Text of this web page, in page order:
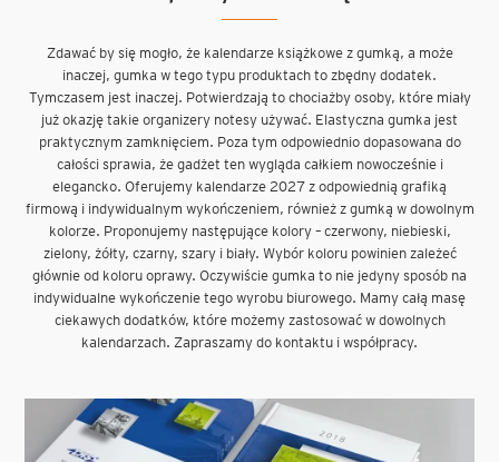
Zdawać by się mogło, że kalendarze książkowe z gumką, a może
inaczej, gumka w tego typu produktach to zbędny dodatek.
Tymczasem jest inaczej. Potwierdzają to chociażby osoby, które miały
już okazję takie organizery notesy używać. Elastyczna gumka jest
praktycznym zamknięciem. Poza tym odpowiednio dopasowana do
całości sprawia, że gadżet ten wygląda całkiem nowocześnie i
elegancko. Oferujemy kalendarze 2027 z odpowiednią grafiką
firmową i indywidualnym wykończeniem, również z gumką w dowolnym
kolorze. Proponujemy następujące kolory – czerwony, niebieski,
zielony, żółty, czarny, szary i biały. Wybór koloru powinien zależeć
głównie od koloru oprawy. Oczywiście gumka to nie jedyny sposób na
indywidualne wykończenie tego wyrobu biurowego. Mamy całą masę
ciekawych dodatków, które możemy zastosować w dowolnych
kalendarzach. Zapraszamy do kontaktu i współpracy.